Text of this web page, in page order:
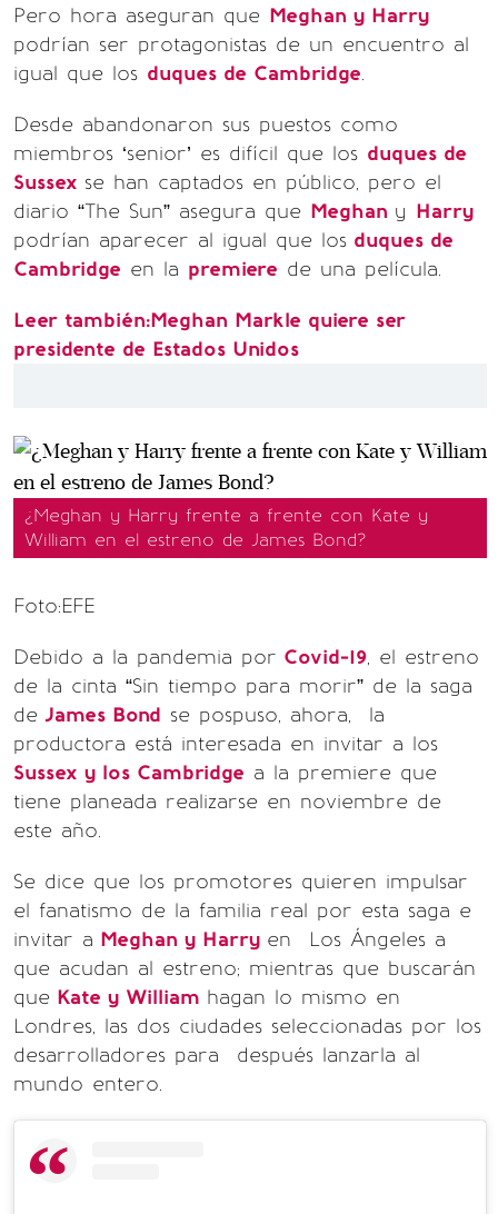
Pero hora aseguran que Meghan y Harry
podrían ser protagonistas de un encuentro al
igual que los duques de Cambridge.
Desde abandonaron sus puestos como
miembros ‘senior’ es difícil que los duques de
Sussex se han captados en público, pero el
diario “The Sun” asegura que Meghan y Harry
podrían aparecer al igual que los duques de
Cambridge en la premiere de una película.
Leer también:Meghan Markle quiere ser
presidente de Estados Unidos
¿Meghan y Harry frente a frente con Kate y
William en el estreno de James Bond?
Foto:EFE
Debido a la pandemia por Covid-19, el estreno
de la cinta “Sin tiempo para morir” de la saga
de James Bond se pospuso, ahora, la
productora está interesada en invitar a los
Sussex y los Cambridge a la premiere que
tiene planeada realizarse en noviembre de
este año.
Se dice que los promotores quieren impulsar
el fanatismo de la familia real por esta saga e
invitar a Meghan y Harry en Los Ángeles a
que acudan al estreno; mientras que buscarán
que Kate y William hagan lo mismo en
Londres, las dos ciudades seleccionadas por los
desarrolladores para después lanzarla al
mundo entero.